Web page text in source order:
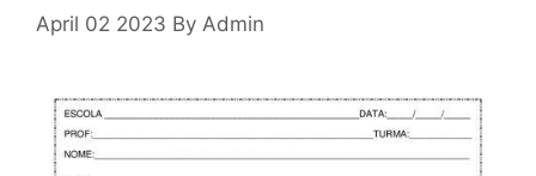
April 02 2023 By Admin